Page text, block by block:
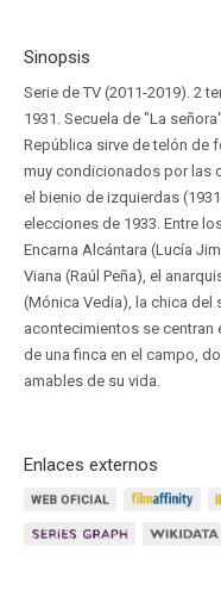
Sinopsis
Serie de TV (2011-2019). 2
1931. Secuela de "La
República sirve de telón de
muy condicionados por las
el bienio de izquierdas
elecciones de 1933. Entre
Encarna Alcántara (Lucía
Viana (Raúl Peña), el
(Mónica Vedia), la chica del
acontecimientos se centran
de una finca en el campo,
amables de su vida.
Enlaces externos